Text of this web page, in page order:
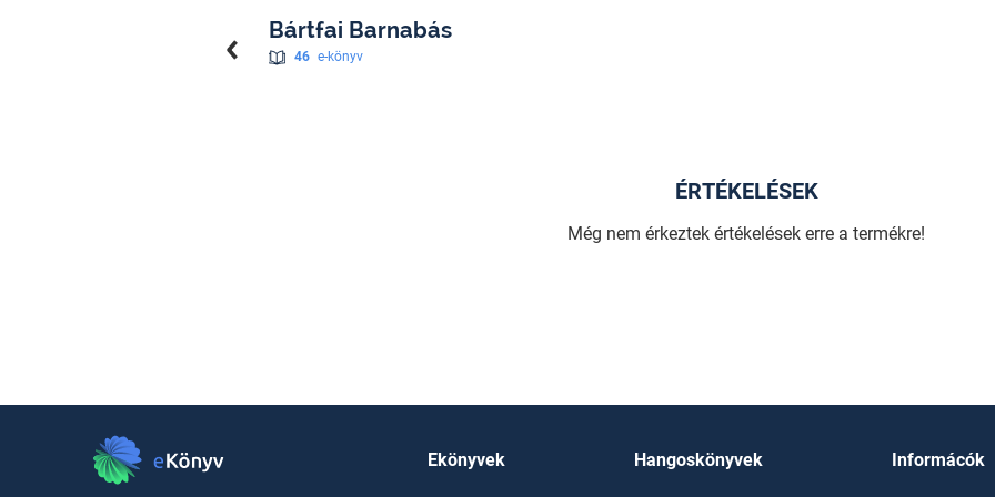
Bártfai Barnabás
46 e-könyv
ÉRTÉKELÉSEK
Még nem érkeztek értékelések erre a termékre!
Ekönyvek Hangoskönyvek Informácók